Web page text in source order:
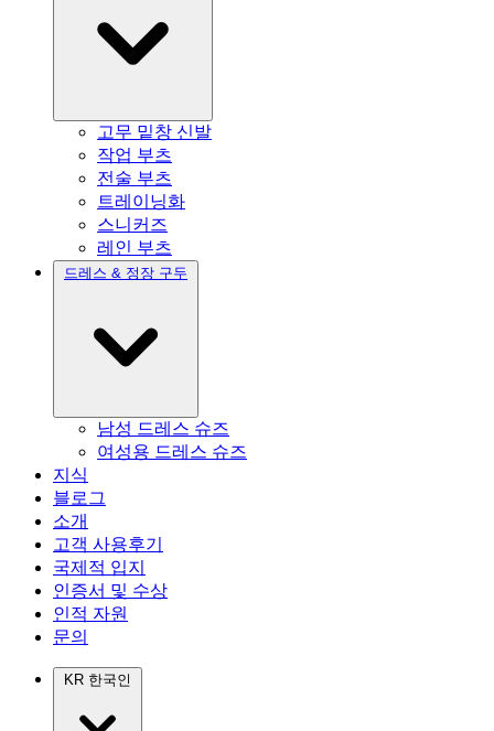
고무 밑창 신발
작업 부츠
전술 부츠
트레이닝화
스니커즈
레인 부츠
드레스 & 정장 구두
남성 드레스 슈즈
여성용 드레스 슈즈
지식
블로그
소개
고객 사용후기
국제적 입지
인증서 및 수상
인적 자원
문의
KR 한국인